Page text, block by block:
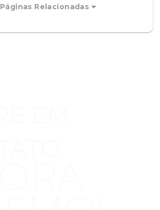
Páginas Relacionadas